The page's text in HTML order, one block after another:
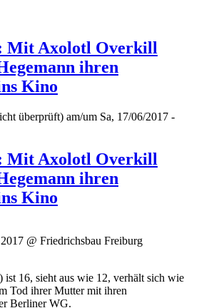
Mit Axolotl Overkill
ihren
Kino
überprüft) am/um Sa, 17/06/2017 -
Mit Axolotl Overkill
ihren
Kino
@ Friedrichsbau Freiburg
16, sieht aus wie 12, verhält sich wie
Tod ihrer Mutter mit ihren
Berliner WG.